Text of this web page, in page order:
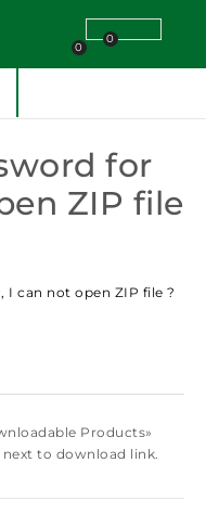
0
0
for
ZIP file
I can not open ZIP file ?
Products»
to download link.